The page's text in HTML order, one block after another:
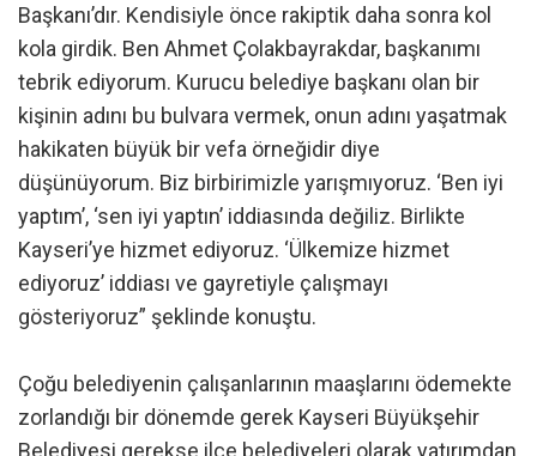
Başkanı’dır. Kendisiyle önce rakiptik daha sonra kol
kola girdik. Ben Ahmet Çolakbayrakdar, başkanımı
tebrik ediyorum. Kurucu belediye başkanı olan bir
kişinin adını bu bulvara vermek, onun adını yaşatmak
hakikaten büyük bir vefa örneğidir diye
düşünüyorum. Biz birbirimizle yarışmıyoruz. ‘Ben iyi
yaptım’, ‘sen iyi yaptın’ iddiasında değiliz. Birlikte
Kayseri’ye hizmet ediyoruz. ‘Ülkemize hizmet
ediyoruz’ iddiası ve gayretiyle çalışmayı
gösteriyoruz” şeklinde konuştu.
Çoğu belediyenin çalışanlarının maaşlarını ödemekte
zorlandığı bir dönemde gerek Kayseri Büyükşehir
Belediyesi gerekse ilçe belediyeleri olarak yatırımdan